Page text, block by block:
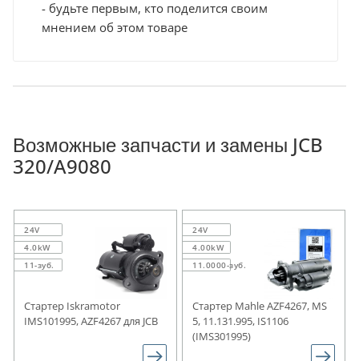
- будьте первым, кто поделится своим
мнением об этом товаре
Возможные запчасти и замены JCB
320/A9080
24V
4.0kW
11-зуб.
Стартер Iskramotor
IMS101995, AZF4267 для JCB
24V
4.00kW
11.0000-зуб.
Стартер Mahle AZF4267, MS
5, 11.131.995, IS1106
(IMS301995)